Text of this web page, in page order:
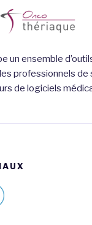
un ensemble
professionnels de
de logiciels